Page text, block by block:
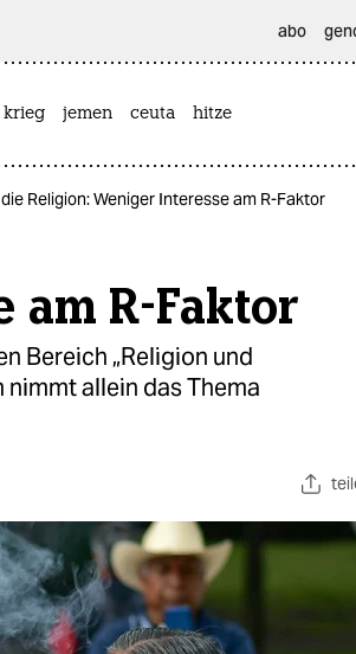
abo
krieg jemen ceuta hitze
Religion: Weniger Interesse am R-Faktor
am R-Faktor
Bereich „Religion und
nimmt allein das Thema